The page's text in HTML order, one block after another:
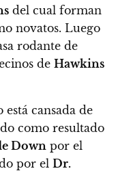
del cual forman
novatos. Luego
rodante de
de Hawkins
cansada de
como resultado
Down por el
por el Dr.